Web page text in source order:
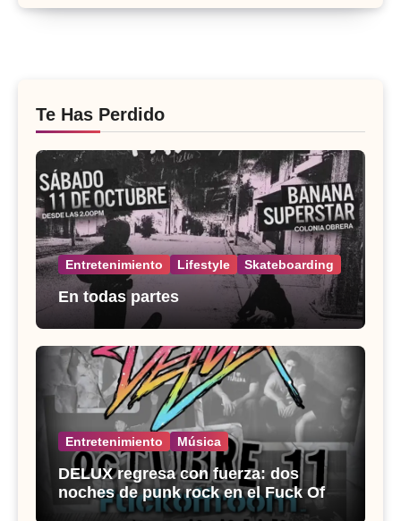
Te Has Perdido
Entretenimiento Lifestyle Skateboarding
En todas partes
Entretenimiento Música
DELUX regresa con fuerza: dos
noches de punk rock en el Fuck Off
Room